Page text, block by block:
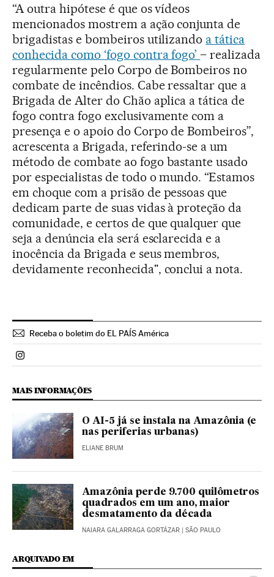
“A outra hipótese é que os vídeos
mencionados mostrem a ação conjunta de
brigadistas e bombeiros utilizando a tática
conhecida como ‘fogo contra fogo’– realizada
regularmente pelo Corpo de Bombeiros no
combate de incêndios. Cabe ressaltar que a
Brigada de Alter do Chão aplica a tática de
fogo contra fogo exclusivamente com a
presença e o apoio do Corpo de Bombeiros”,
acrescenta a Brigada, referindo-se a um
método de combate ao fogo bastante usado
por especialistas de todo o mundo. “Estamos
em choque com a prisão de pessoas que
dedicam parte de suas vidas à proteção da
comunidade, e certos de que qualquer que
seja a denúncia ela será esclarecida e a
inocência da Brigada e seus membros,
devidamente reconhecida", conclui a nota.
Receba o boletim do EL PAÍS América
Politica El País Brasil en Instagram
MAIS INFORMAÇÕES
O AI-5 já se instala na Amazônia (e
nas periferias urbanas)
ELIANE BRUM
Amazônia perde 9.700 quilômetros
quadrados em um ano, maior
desmatamento da década
NAIARA GALARRAGA GORTÁZAR | SÃO PAULO
ARQUIVADO EM